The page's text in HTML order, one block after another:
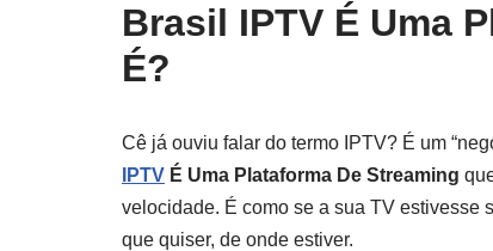
Brasil IPTV É Uma
É?
Cê já ouviu falar do termo IPTV? É um
IPTV É Uma Plataforma De Streaming
velocidade. É como se a sua TV estivesse
que quiser, de onde estiver.